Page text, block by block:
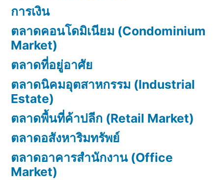
การเงิน
ตลาดคอนโดมิเนียม (Condominium
Market)
ตลาดที่อยู่อาศัย
ตลาดนิคมอุตสาหกรรม (Industrial
Estate)
ตลาดพื้นที่ค้าปลีก (Retail Market)
ตลาดอสังหาริมทรัพย์
ตลาดอาคารสำนักงาน (Office
Market)